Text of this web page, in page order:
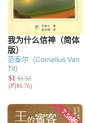
范泰尔（Cornelius Van
Til）